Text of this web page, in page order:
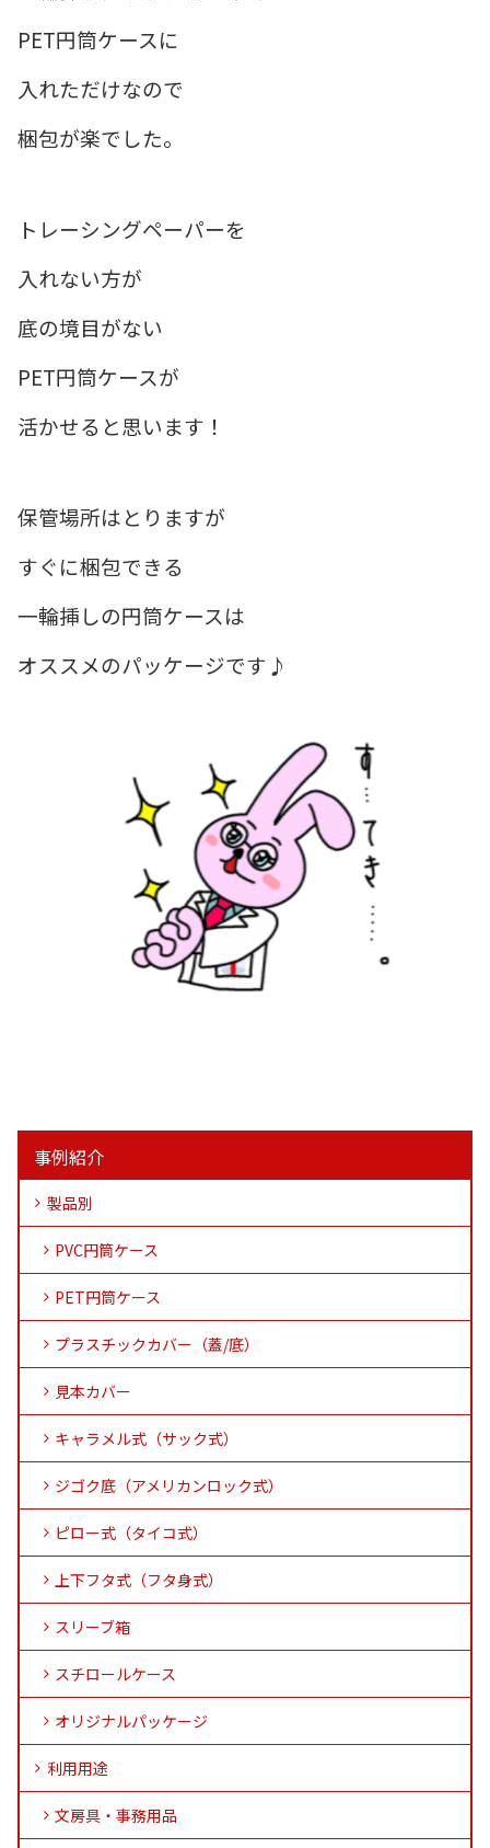
PET円筒ケースに
入れただけなので
梱包が楽でした。
トレーシングペーパーを
入れない方が
底の境目がない
PET円筒ケースが
活かせると思います！
保管場所はとりますが
すぐに梱包できる
一輪挿しの円筒ケースは
オススメのパッケージです♪
事例紹介
製品別
PVC円筒ケース
PET円筒ケース
プラスチックカバー（蓋/底）
見本カバー
キャラメル式（サック式）
ジゴク底（アメリカンロック式）
ピロー式（タイコ式）
上下フタ式（フタ身式）
スリーブ箱
スチロールケース
オリジナルパッケージ
利用用途
文房具・事務用品